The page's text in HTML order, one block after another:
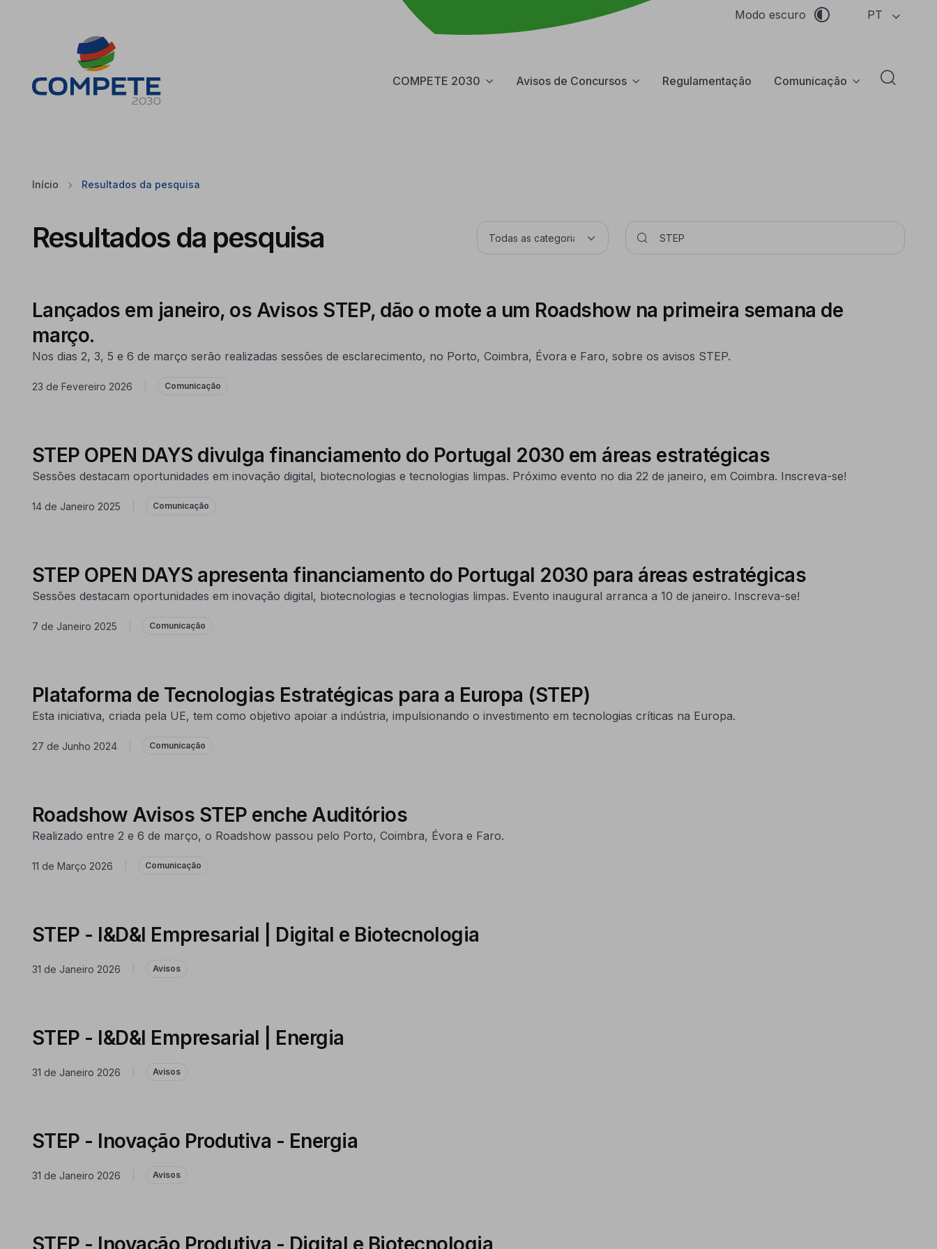
Modo escuro PT
COMPETE 2030 Avisos de Concursos Regulamentação Comunicação Abrir
Início Resultados da pesquisa
Resultados da pesquisa
Lançados em janeiro, os Avisos STEP, dão o mote a um Roadshow na primeira semana de
março.
Nos dias 2, 3, 5 e 6 de março serão realizadas sessões de esclarecimento, no Porto, Coimbra, Évora e Faro, sobre os avisos STEP.
23 de Fevereiro 2026 Comunicação
STEP OPEN DAYS divulga financiamento do Portugal 2030 em áreas estratégicas
Sessões destacam oportunidades em inovação digital, biotecnologias e tecnologias limpas. Próximo evento no dia 22 de janeiro, em Coimbra. Inscreva-se!
14 de Janeiro 2025 Comunicação
STEP OPEN DAYS apresenta financiamento do Portugal 2030 para áreas estratégicas
Sessões destacam oportunidades em inovação digital, biotecnologias e tecnologias limpas. Evento inaugural arranca a 10 de janeiro. Inscreva-se!
7 de Janeiro 2025 Comunicação
Plataforma de Tecnologias Estratégicas para a Europa (STEP)
Esta iniciativa, criada pela UE, tem como objetivo apoiar a indústria, impulsionando o investimento em tecnologias críticas na Europa.
27 de Junho 2024 Comunicação
Roadshow Avisos STEP enche Auditórios
Realizado entre 2 e 6 de março, o Roadshow passou pelo Porto, Coimbra, Évora e Faro.
11 de Março 2026 Comunicação
STEP - I&D&I Empresarial | Digital e Biotecnologia
31 de Janeiro 2026 Avisos
STEP - I&D&I Empresarial | Energia
31 de Janeiro 2026 Avisos
STEP - Inovação Produtiva - Energia
31 de Janeiro 2026 Avisos
STEP - Inovação Produtiva - Digital e Biotecnologia